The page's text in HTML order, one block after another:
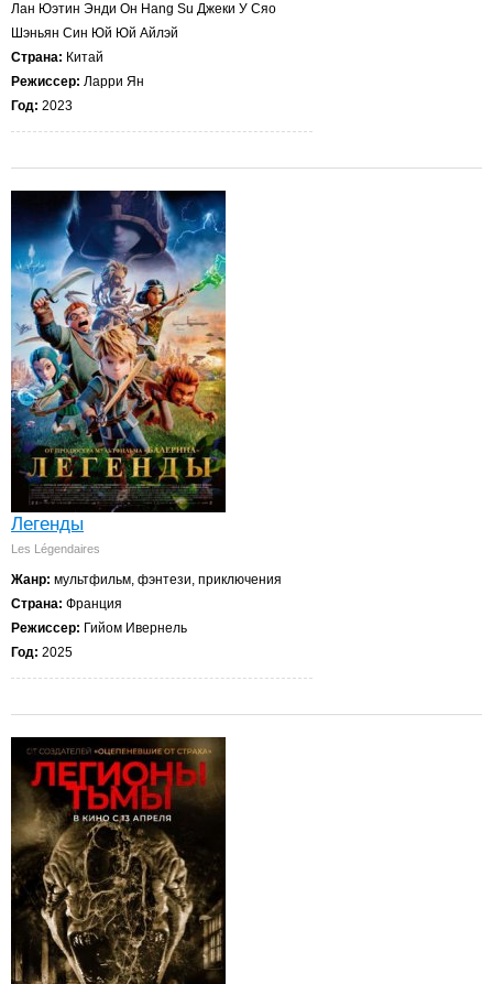
Лан Юэтин Энди Он Hang Su Джеки У Сяо
Шэньян Син Юй Юй Айлэй
Страна: Китай
Режиссер: Ларри Ян
Год: 2023
Легенды
Les Légendaires
Жанр: мультфильм, фэнтези, приключения
Страна: Франция
Режиссер: Гийом Ивернель
Год: 2025